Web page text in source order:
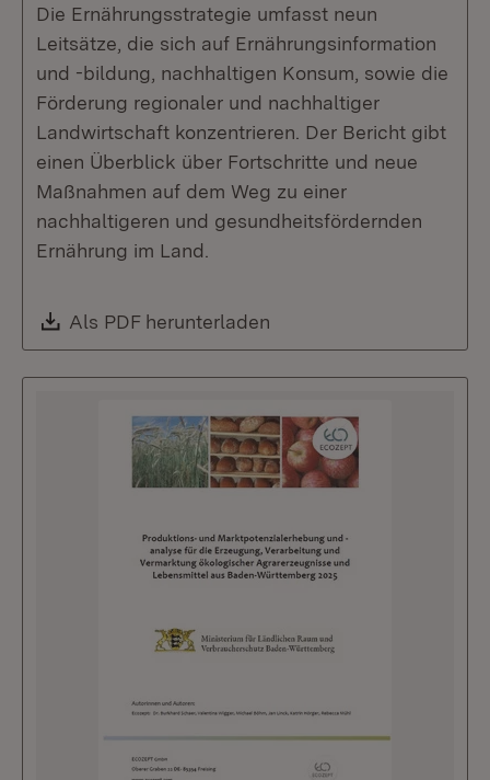
Die Ernährungsstrategie umfasst neun
Leitsätze, die sich auf Ernährungsinformation
und -bildung, nachhaltigen Konsum, sowie die
Förderung regionaler und nachhaltiger
Landwirtschaft konzentrieren. Der Bericht gibt
einen Überblick über Fortschritte und neue
Maßnahmen auf dem Weg zu einer
nachhaltigeren und gesundheitsfördernden
Ernährung im Land.
Download:
Als PDF herunterladen